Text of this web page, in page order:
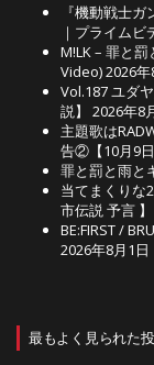
『機動戦士
｜プライムビ
M!LK – 罪と
Video)2026年
Vol.187 ユダ
説】
2026年8
主題歌は
告②【10月9日
罪と罰と雨と
当てまくりな
市伝説 予言 】
BE:FIRST /
2026年8月1日
最もよく見られた